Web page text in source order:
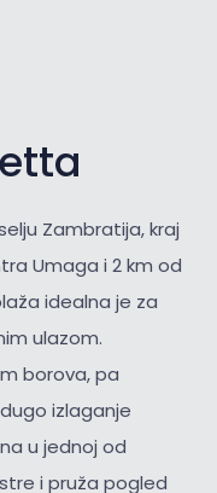
Zambratija, kraj
Umaga i 2 km od
idealna je za
ulazom.
borova, pa
izlaganje
u jednoj od
i pruža pogled